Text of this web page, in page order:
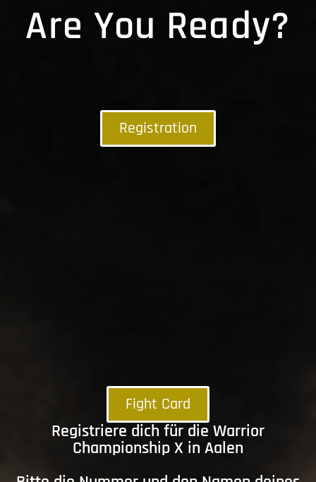
Are You Ready?
Registration
Fight Card
Registriere dich für die Warrior
Championship X in Aalen